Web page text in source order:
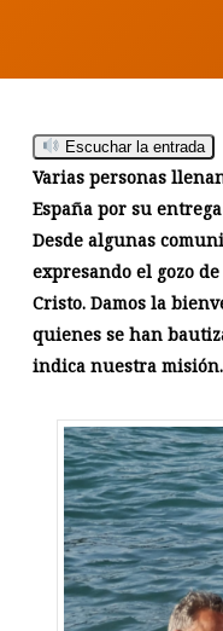
Escuchar la entrada
Varias personas
España por su
Desde algunas
expresando el gozo
Cristo. Damos la
quienes se han
indica nuestra misión.